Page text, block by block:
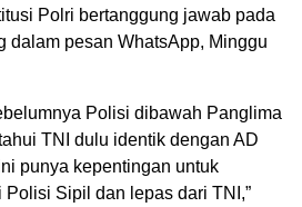
Polri bertanggung jawab pada
dalam pesan WhatsApp, Minggu
Polisi dibawah Panglima
TNI dulu identik dengan AD
punya kepentingan untuk
Sipil dan lepas dari TNI,”